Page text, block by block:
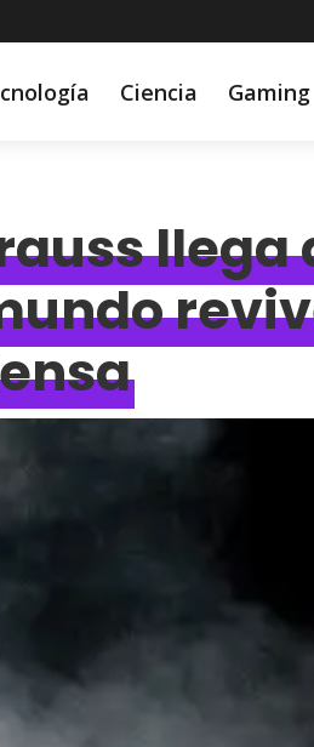
Ciencia Gaming
llega